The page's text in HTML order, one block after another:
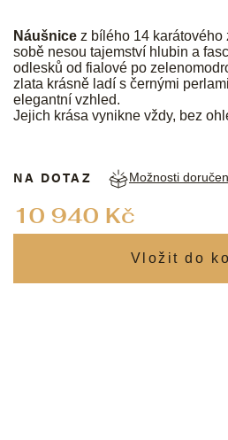
Náušnice z bílého 14 karátového
sobě nesou tajemství hlubin a
odlesků od fialové po
zlata krásně ladí s černými
elegantní vzhled.
Jejich krása vynikne vždy, bez
10 940 Kč
NA DOTAZ Možnosti